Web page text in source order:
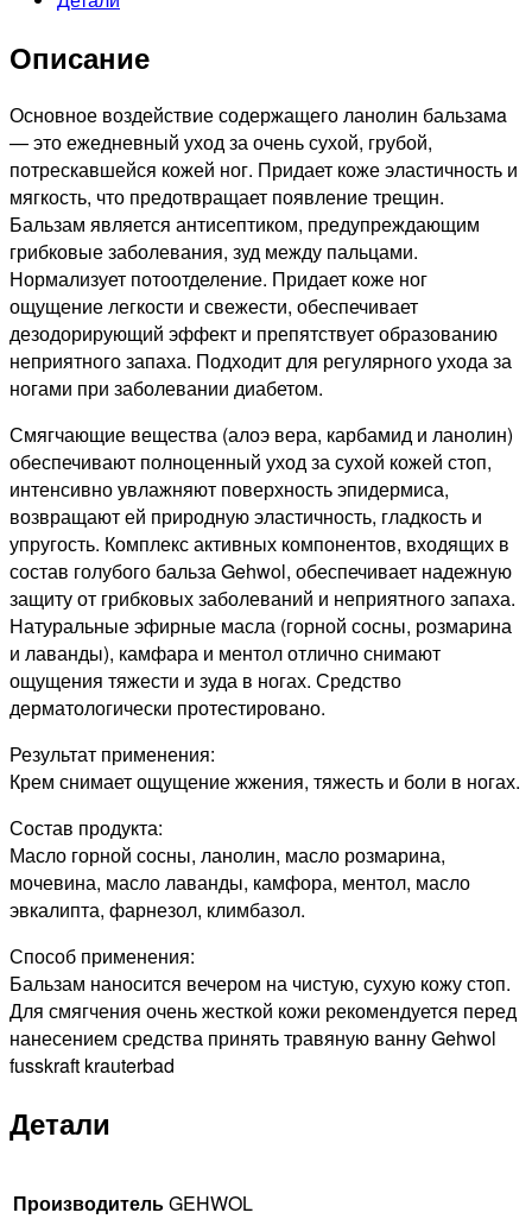
для
125мл
Описание
Основное воздействие содержащего ланолин бальзамa
— это ежедневный уход за очень сухой, грубой,
потрескавшейся кожей ног. Придает коже эластичность и
мягкость, что предотвращает появление трещин.
Бальзам является антисептиком, предупреждающим
грибковые заболевания, зуд между пальцами.
Нормализует потоотделение. Придает коже ног
ощущение легкости и свежести, обеспечивает
дезодорирующий эффект и препятствует образованию
неприятного запаха. Подходит для регулярного ухода за
ногами при заболевании диабетом.
Смягчающие вещества (алоэ вера, карбамид и ланолин)
обеспечивают полноценный уход за сухой кожей стоп,
интенсивно увлажняют поверхность эпидермиса,
возвращают ей природную эластичность, гладкость и
упругость. Комплекс активных компонентов, входящих в
состав голубого бальза Gehwol, обеспечивает надежную
защиту от грибковых заболеваний и неприятного запаха.
Натуральные эфирные масла (горной сосны, розмарина
и лаванды), камфара и ментол отлично снимают
ощущения тяжести и зуда в ногах. Средство
дерматологически протестировано.
Результат применения:
Крем снимает ощущение жжения, тяжесть и боли в ногах.
Состав продукта:
Масло горной сосны, ланолин, масло розмарина,
мочевина, масло лаванды, камфора, ментол, масло
эвкалипта, фарнезол, климбазол.
Способ применения:
Бальзам наносится вечером на чистую, сухую кожу стоп.
Для смягчения очень жесткой кожи рекомендуется перед
нанесением средства принять травяную ванну Gehwol
fusskraft krauterbad
Детали
ПроизводительGEHWOL